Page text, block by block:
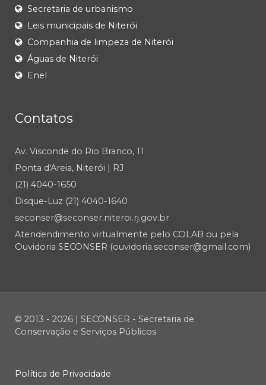
Secretaria de urbanismo
Leis municipais de Niterói
Companhia de limpeza de Niterói
Águas de Niterói
Enel
Contatos
Av. Visconde do Rio Branco, 11
Ponta d'Areia, Niterói | RJ
(21) 4040-1650
Disque-Luz (21) 4040-1640
seconser@seconser.niteroi.rj.gov.br
Atendendimento virtualmente pelo COLAB ou pela
Ouvidoria SECONSER (ouvidoria.seconser@gmail.com)
© 2013 - 2026 | SECONSER - Secretaria de
Conservação e Serviços Públicos
Política de Privacidade